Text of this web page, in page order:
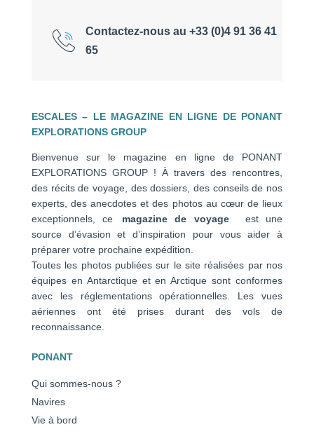
Contactez-nous au +33 (0)4 91 36 41
65
ESCALES – LE MAGAZINE EN LIGNE DE PONANT
EXPLORATIONS GROUP
Bienvenue sur le magazine en ligne de PONANT
EXPLORATIONS GROUP ! À travers des rencontres,
des récits de voyage, des dossiers, des conseils de nos
experts, des anecdotes et des photos au cœur de lieux
exceptionnels, ce magazine de voyage
est une
source d’évasion et d’inspiration pour vous aider à
préparer votre prochaine expédition.
Toutes les photos publiées sur le site réalisées par nos
équipes en Antarctique et en Arctique sont conformes
avec les réglementations opérationnelles. Les vues
aériennes ont été prises durant des vols de
reconnaissance.
PONANT
Qui sommes-nous ?
Navires
Vie à bord